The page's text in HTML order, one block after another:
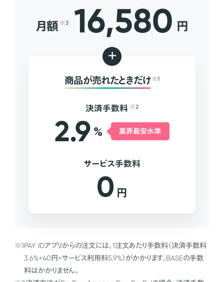
月額 ※3 16,580 円
+
商品が売れたときだけ ※1
決済手数料 ※2
2.9 % 業界最安水準
サービス手数料
0 円
※1PAY IDアプリからの注文には、1注文あたり手数料（決済手数料
3.6%+40円+サービス利用料5.9%）がかかります。BASEの手数
料はかかりません。